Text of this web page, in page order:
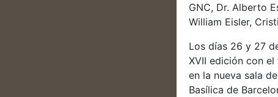
GNC, Dr. Alberto
William Eisler,
Los días 26 y 27
XVII edición con
en la nueva sala
Basílica de